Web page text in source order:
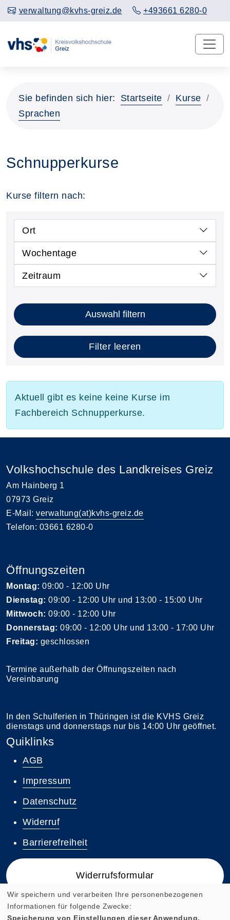
verwaltung@kvhs-greiz.de +493661 6280-0
Sie befinden sich hier: Startseite
Kurse
Sprachen
Schnupperkurse
Kurse filtern nach:
Ort
Wochentage
Zeitraum
Auswahl filtern
Filter leeren
Aktuell gibt es keine keine Kurse im
Fachbereich Schnupperkurse.
Volkshochschule des Landkreises Greiz
Am Hainberg 1
07973 Greiz
E-Mail: verwaltung(at)kvhs-greiz.de
Telefon: 03661 6280-0
Öffnungszeiten
Montag: 09:00 - 12:00 Uhr
Dienstag: 09:00 - 12:00 Uhr und 13:00 - 15:00 Uhr
Mittwoch: 09:00 - 12:00 Uhr
Donnerstag: 09:00 - 12:00 Uhr und 13:00 - 17:00 Uhr
Freitag: geschlossen
Termine außerhalb der Öffnungszeiten nach
Vereinbarung
In den Schulferien in Thüringen ist die KVHS Greiz
dienstags und donnerstags nur bis 14:00 Uhr geöffnet.
Quiklinks
AGB
Impressum
Datenschutz
Widerruf
Barrierefreiheit
Widerrufsformular
Wir speichern und verarbeiten Ihre personenbezogenen
Informationen für folgende Zwecke:
Speicherung von Einstellungen dieser Anwendung,